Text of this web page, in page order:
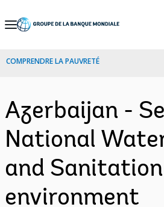
Skip
Navigation
COMPRENDRE LA PAUVRETÉ
Azerbaijan -
National
and
environment